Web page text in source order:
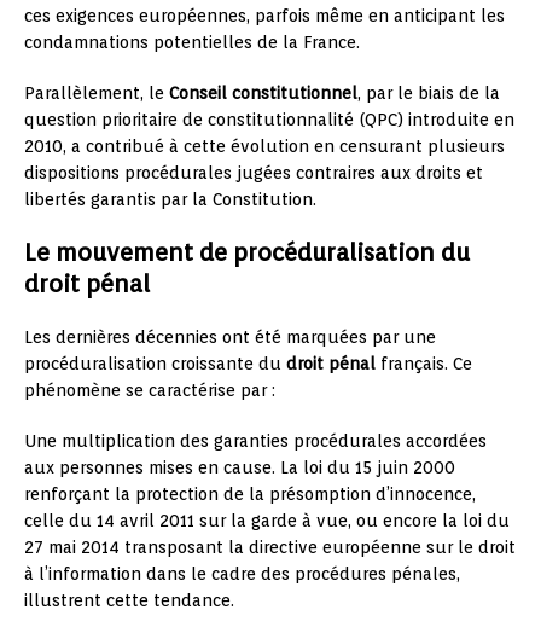
ces exigences européennes, parfois même en anticipant les
condamnations potentielles de la France.
Parallèlement, le Conseil constitutionnel, par le biais de la
question prioritaire de constitutionnalité (QPC) introduite en
2010, a contribué à cette évolution en censurant plusieurs
dispositions procédurales jugées contraires aux droits et
libertés garantis par la Constitution.
Le mouvement de procéduralisation du
droit pénal
Les dernières décennies ont été marquées par une
procéduralisation croissante du droit pénal français. Ce
phénomène se caractérise par :
Une multiplication des garanties procédurales accordées
aux personnes mises en cause. La loi du 15 juin 2000
renforçant la protection de la présomption d’innocence,
celle du 14 avril 2011 sur la garde à vue, ou encore la loi du
27 mai 2014 transposant la directive européenne sur le droit
à l’information dans le cadre des procédures pénales,
illustrent cette tendance.